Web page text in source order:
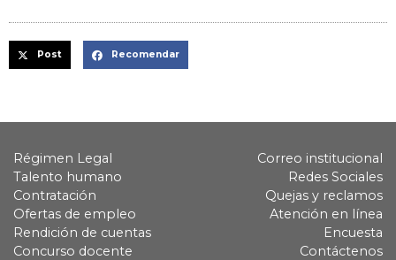
Post Recomendar
Régimen Legal
Talento humano
Contratación
Ofertas de empleo
Rendición de cuentas
Concurso docente
Correo institucional
Redes Sociales
Quejas y reclamos
Atención en línea
Encuesta
Contáctenos